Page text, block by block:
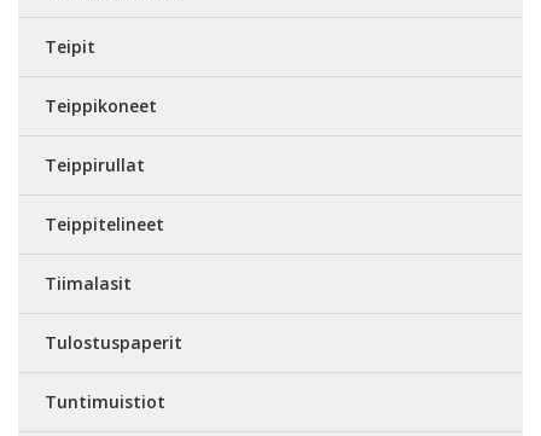
Teipit
Teippikoneet
Teippirullat
Teippitelineet
Tiimalasit
Tulostuspaperit
Tuntimuistiot